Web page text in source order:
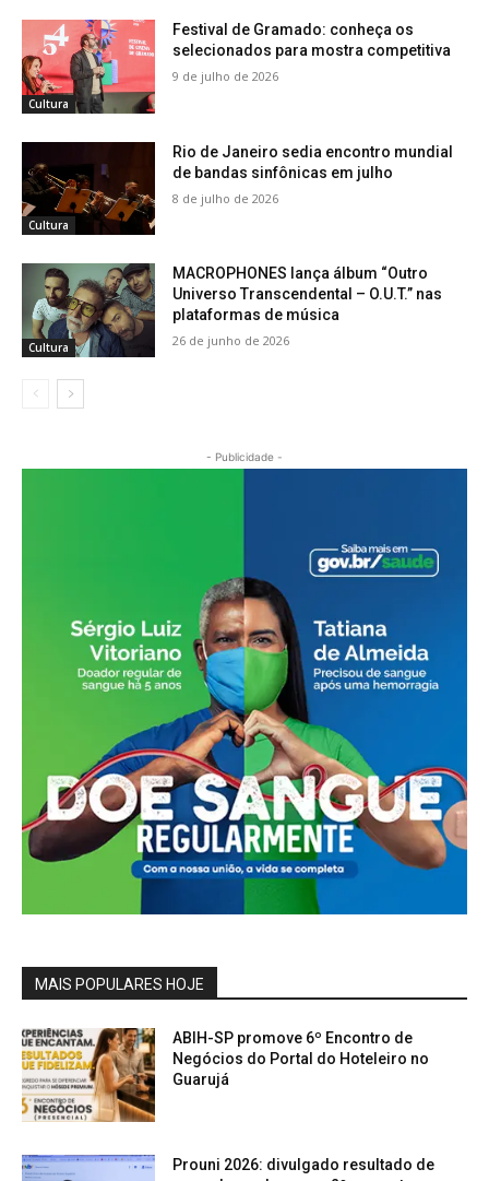
Cultura
Festival de Gramado: conheça os
selecionados para mostra competitiva
9 de julho de 2026
Cultura
Rio de Janeiro sedia encontro mundial
de bandas sinfônicas em julho
8 de julho de 2026
Cultura
MACROPHONES lança álbum “Outro
Universo Transcendental – O.U.T.” nas
plataformas de música
26 de junho de 2026
- Publicidade -
MAIS POPULARES HOJE
ABIH-SP promove 6º Encontro de
Negócios do Portal do Hoteleiro no
Guarujá
Prouni 2026: divulgado resultado de